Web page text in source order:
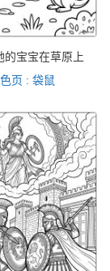
的宝宝在草原上
页 : 袋鼠